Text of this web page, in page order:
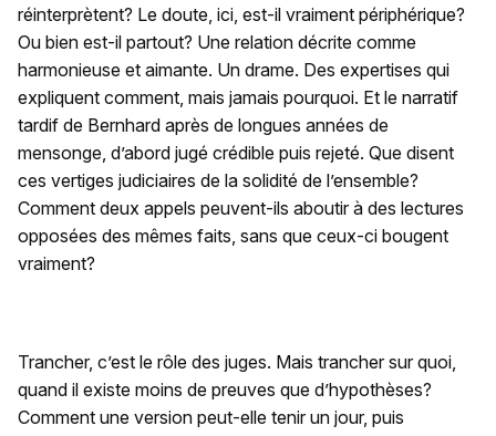
réinterprètent? Le doute, ici, est-il vraiment périphérique?
Ou bien est-il partout? Une relation décrite comme
harmonieuse et aimante. Un drame. Des expertises qui
expliquent comment, mais jamais pourquoi. Et le narratif
tardif de Bernhard après de longues années de
mensonge, d’abord jugé crédible puis rejeté. Que disent
ces vertiges judiciaires de la solidité de l’ensemble?
Comment deux appels peuvent-ils aboutir à des lectures
opposées des mêmes faits, sans que ceux-ci bougent
vraiment?
Trancher, c’est le rôle des juges. Mais trancher sur quoi,
quand il existe moins de preuves que d’hypothèses?
Comment une version peut-elle tenir un jour, puis